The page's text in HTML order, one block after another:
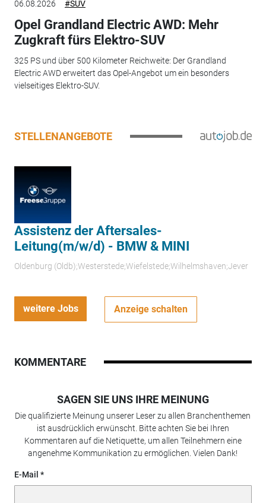
06.08.2026 #SUV
Opel Grandland Electric AWD: Mehr
Zugkraft fürs Elektro-SUV
325 PS und über 500 Kilometer Reichweite: Der Grandland
Electric AWD erweitert das Opel-Angebot um ein besonders
vielseitiges Elektro-SUV.
STELLENANGEBOTE
Assistenz der Aftersales-
Leitung(m/w/d) - BMW & MINI
Oldenburg (Oldb);Westerstede;Wiefelstede;Wilhelmshaven;Jever
weitere Jobs Anzeige schalten
KOMMENTARE
SAGEN SIE UNS IHRE MEINUNG
Die qualifizierte Meinung unserer Leser zu allen Branchenthemen
ist ausdrücklich erwünscht. Bitte achten Sie bei Ihren
Kommentaren auf die Netiquette, um allen Teilnehmern eine
angenehme Kommunikation zu ermöglichen. Vielen Dank!
E-Mail